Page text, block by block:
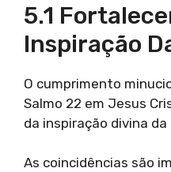
5.1
Inspiração
O cumprimento
Salmo 22 em Jesus
da inspiração divina da
As coincidências são